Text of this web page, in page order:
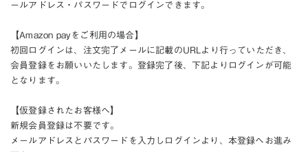
ールアドレス・パスワードでログインできます。
【Amazon payをご利用の場合】
初回ログインは、注文完了メールに記載のURLより行っていただき、
会員登録をお願いいたします。登録完了後、下記よりログインが可能
となります。
【仮登録されたお客様へ】
新規会員登録は不要です。
メールアドレスとパスワードを入力しログインより、本登録へお進み